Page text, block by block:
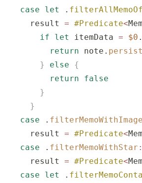
    case
let .
      result
= #Predicate<
        if
let itemData = $0
          return
note.
        }
else {
          return
false
        }
      }
    case
. filterMemoWithImage
      result
= #Predicate<
    case
. filterMemoWithStar :
      result
= #Predicate<
    case
let .